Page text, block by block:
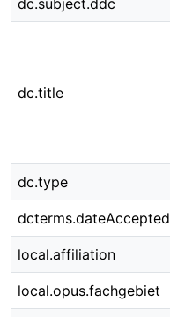
dc.subject.ddc
dc.title
dc.type
dcterms.dateAccepted
local.affiliation
local.opus.fachgebiet